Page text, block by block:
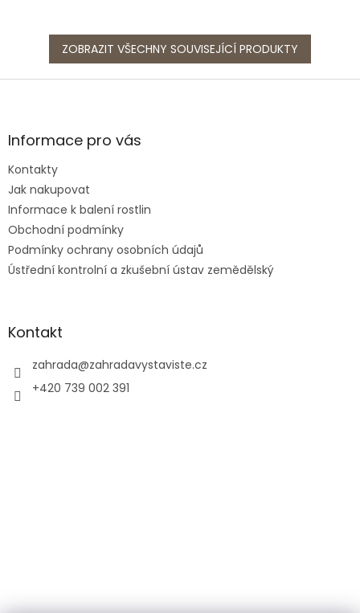
ZOBRAZIT VŠECHNY SOUVISEJÍCÍ PRODUKTY
Z
aInformace pro vás
Kontakty
Jak nakupovat
Informace k balení rostlin
Obchodní podmínky
Podmínky ochrany osobních údajů
Ústřední kontrolní a zkušební ústav zemědělský
Kontakt
zahrada@zahradavystaviste.cz
+420 739 002 391